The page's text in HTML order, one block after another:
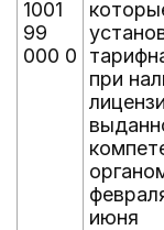
1001
99
000 0
при
июня